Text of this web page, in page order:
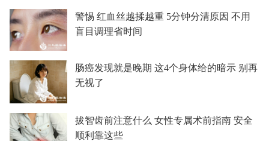
警惕 红血丝越揉越重 5分钟分清原因 不用
盲目调理省时间
肠癌发现就是晚期 这4个身体给的暗示 别再
无视了
拔智齿前注意什么 女性专属术前指南 安全
顺利靠这些